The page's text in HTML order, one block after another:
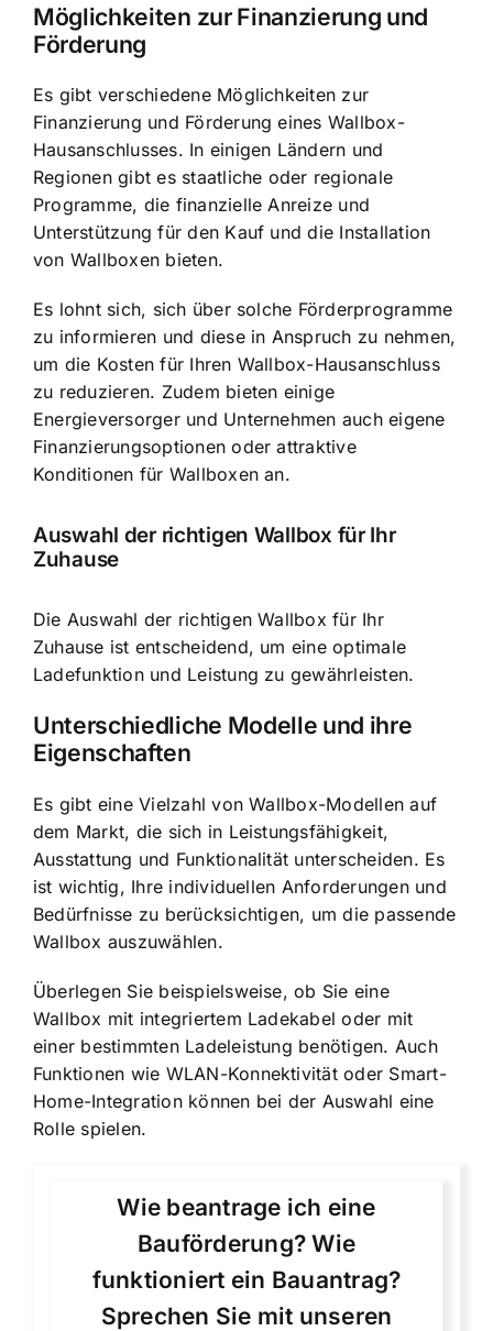
Möglichkeiten zur Finanzierung und
Förderung
Es gibt verschiedene Möglichkeiten zur
Finanzierung und Förderung eines Wallbox-
Hausanschlusses. In einigen Ländern und
Regionen gibt es staatliche oder regionale
Programme, die finanzielle Anreize und
Unterstützung für den Kauf und die Installation
von Wallboxen bieten.
Es lohnt sich, sich über solche Förderprogramme
zu informieren und diese in Anspruch zu nehmen,
um die Kosten für Ihren Wallbox-Hausanschluss
zu reduzieren. Zudem bieten einige
Energieversorger und Unternehmen auch eigene
Finanzierungsoptionen oder attraktive
Konditionen für Wallboxen an.
Auswahl der richtigen Wallbox für Ihr
Zuhause
Die Auswahl der richtigen Wallbox für Ihr
Zuhause ist entscheidend, um eine optimale
Ladefunktion und Leistung zu gewährleisten.
Unterschiedliche Modelle und ihre
Eigenschaften
Es gibt eine Vielzahl von Wallbox-Modellen auf
dem Markt, die sich in Leistungsfähigkeit,
Ausstattung und Funktionalität unterscheiden. Es
ist wichtig, Ihre individuellen Anforderungen und
Bedürfnisse zu berücksichtigen, um die passende
Wallbox auszuwählen.
Überlegen Sie beispielsweise, ob Sie eine
Wallbox mit integriertem Ladekabel oder mit
einer bestimmten Ladeleistung benötigen. Auch
Funktionen wie WLAN-Konnektivität oder Smart-
Home-Integration können bei der Auswahl eine
Rolle spielen.
Wie beantrage ich eine
Bauförderung? Wie
funktioniert ein Bauantrag?
Sprechen Sie mit unseren